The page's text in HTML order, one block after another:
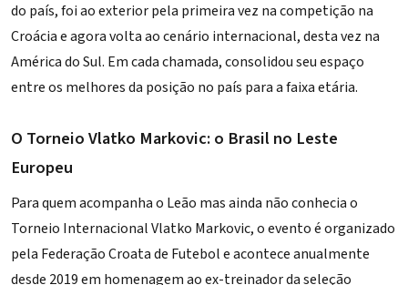
do país, foi ao exterior pela primeira vez na competição na
Croácia e agora volta ao cenário internacional, desta vez na
América do Sul. Em cada chamada, consolidou seu espaço
entre os melhores da posição no país para a faixa etária.
O Torneio Vlatko Markovic: o Brasil no Leste
Europeu
Para quem acompanha o Leão mas ainda não conhecia o
Torneio Internacional Vlatko Markovic, o evento é organizado
pela Federação Croata de Futebol e acontece anualmente
desde 2019 em homenagem ao ex-treinador da seleção